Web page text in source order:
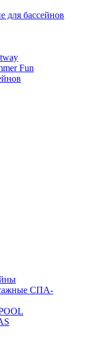
для бассейнов
Fun
СПА-